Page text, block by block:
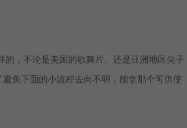
，不论是美国的歌舞片、还是亚洲地区尖子
免下面的小流程去向不明，能拿那个可供使